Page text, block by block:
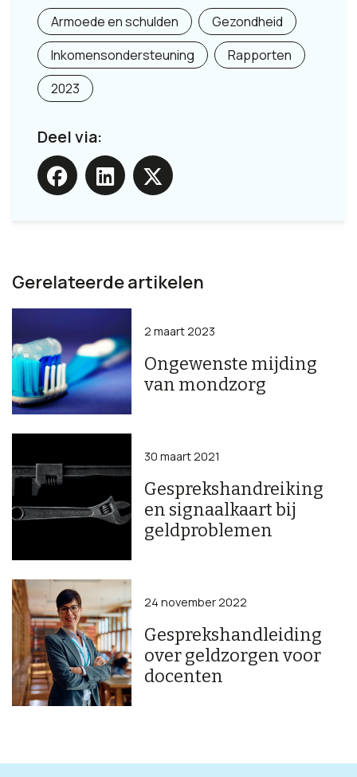
Armoede en schulden
Gezondheid
Inkomensondersteuning
Rapporten
2023
Deel via:
Gerelateerde artikelen
Ongewenste mijding
van mondzorg
2 maart 2023
Gesprekshandreiking
en signaalkaart bij
geldproblemen
30 maart 2021
Gesprekshandleiding
over geldzorgen voor
docenten
24 november 2022